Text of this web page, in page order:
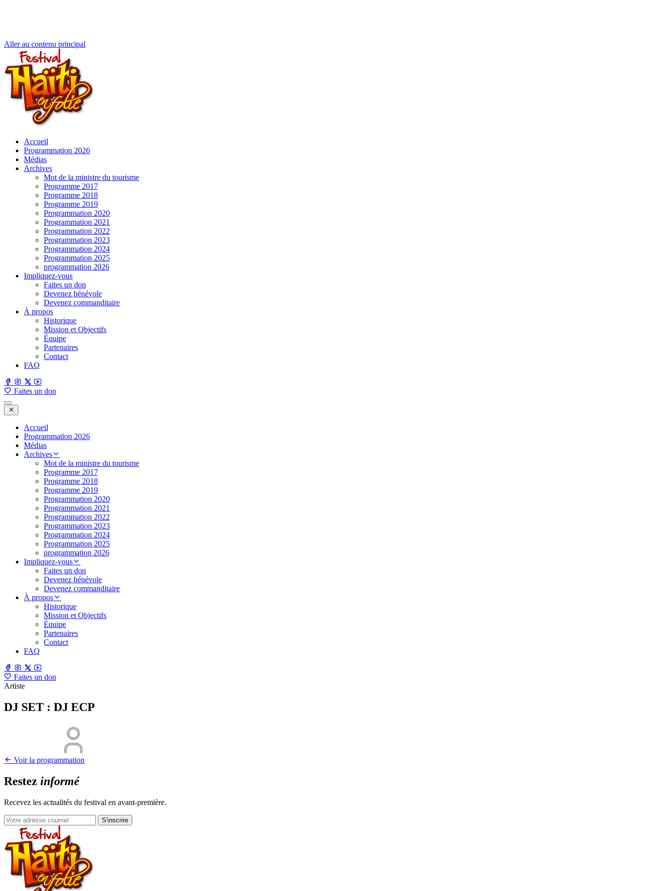
Aller au contenu principal
Accueil
Programmation 2026
Médias
Archives
Mot de la ministre du tourisme
Programme 2017
Programme 2018
Programme 2019
Programmation 2020
Programmation 2021
Programmation 2022
Programmation 2023
Programmation 2024
Programmation 2025
programmation 2026
Impliquez-vous
Faites un don
Devenez bénévole
Devenez commanditaire
À propos
Historique
Mission et Objectifs
Équipe
Partenaires
Contact
FAQ
Faites un don
Accueil
Programmation 2026
Médias
Archives
Mot de la ministre du tourisme
Programme 2017
Programme 2018
Programme 2019
Programmation 2020
Programmation 2021
Programmation 2022
Programmation 2023
Programmation 2024
Programmation 2025
programmation 2026
Impliquez-vous
Faites un don
Devenez bénévole
Devenez commanditaire
À propos
Historique
Mission et Objectifs
Équipe
Partenaires
Contact
FAQ
Faites un don
Artiste
DJ SET : DJ ECP
Voir la programmation
Restez informé
Recevez les actualités du festival en avant-première.
S'inscrire